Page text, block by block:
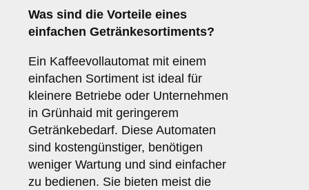
Was sind die Vorteile eines
einfachen Getränkesortiments?
Ein Kaffeevollautomat mit einem
einfachen Sortiment ist ideal für
kleinere Betriebe oder Unternehmen
in Grünhaid mit geringerem
Getränkebedarf. Diese Automaten
sind kostengünstiger, benötigen
weniger Wartung und sind einfacher
zu bedienen. Sie bieten meist die